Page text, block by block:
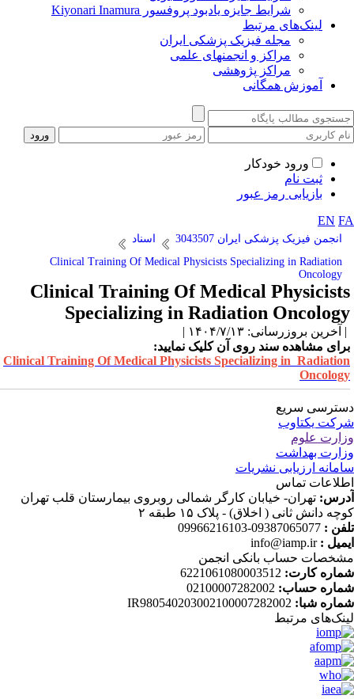
شرایط جایزه یادبود پروفسور Kiyonari Inamura
لینک‌های مرتبط
مجله فیزیک پزشکی ایران
مراکز و انجمنهای علمی
مراکز پژوهشی
آموزش همگانی
ورود خودکار
ثبت نام
بازیابی رمز عبور
EN
انجمن فیزیک پزشکی ایران 3043507
اسناد
Clinical Training Of Medical Physicists Specializing in Radiation
Oncology
Clinical Training Of Medical
Specializing in Radiation
بروزرسانی: ۱۴۰۴/۷/۱۳ |
مشاهده سند روی آن کلیک نمایید:
Clinical Training Of Medical Physicists Specializing in
سریع
یکتاوب
علوم
بهداشت
ارزیابی نشریات
تماس
تهران- خیابان کارگر شمالی روبروی بیمارستان قلب تهران
دانش ثانی ( اخلاق) - پلاک ۱۵ طبقه ۲
:
09387065077-09966216103
:
info@iamp.ir
حساب بانکی انجمن
کارت:6221061080003512
حساب:02100007282002
شبا:IR980540203002100007282002
مرتبط